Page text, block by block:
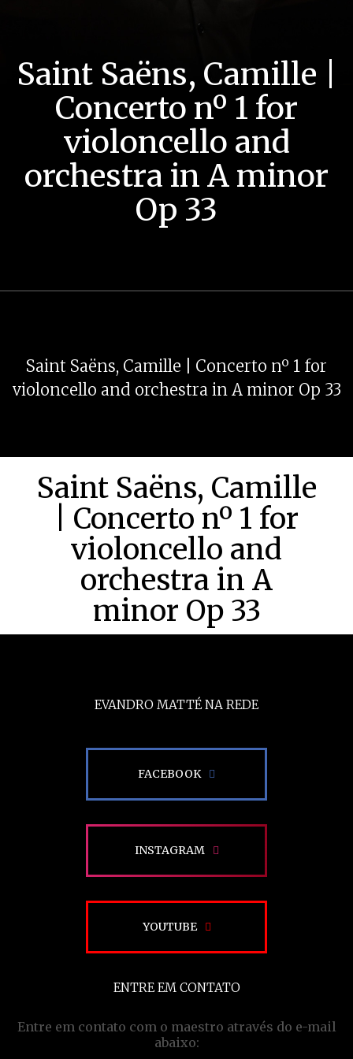
Saint Saëns, Camille |
Concerto nº 1 for
violoncello and
orchestra in A minor
Op 33
Saint Saëns, Camille | Concerto nº 1 for
violoncello and orchestra in A minor Op 33
Saint Saëns, Camille
| Concerto nº 1 for
violoncello and
orchestra in A
minor Op 33
EVANDRO MATTÉ NA REDE
FACEBOOK
INSTAGRAM
YOUTUBE
ENTRE EM CONTATO
Entre em contato com o maestro através do e-mail
abaixo: